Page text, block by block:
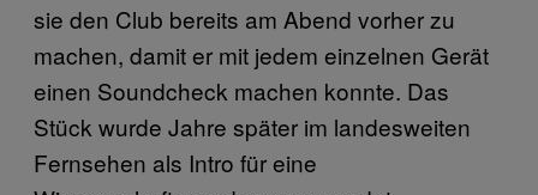
sie den Club bereits am Abend vorher zu
machen, damit er mit jedem einzelnen Gerät
einen Soundcheck machen konnte. Das
Stück wurde Jahre später im landesweiten
Fernsehen als Intro für eine